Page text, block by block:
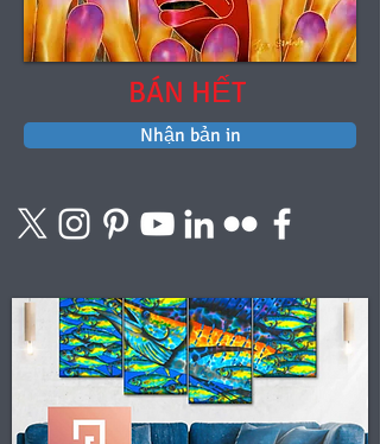
BÁN HẾT
Nhận bản in